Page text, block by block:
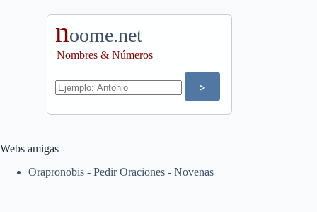
noome.net
Nombres & Números
Webs amigas
Orapronobis - Pedir Oraciones - Novenas